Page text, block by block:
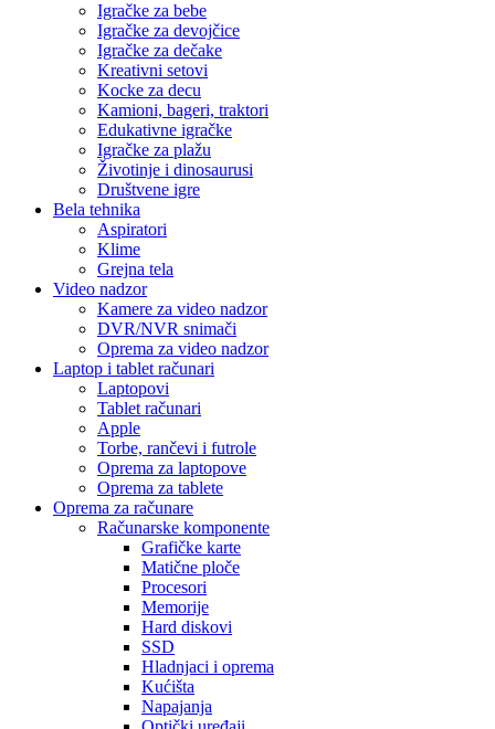
Igračke za bebe
Igračke za devojčice
Igračke za dečake
Kreativni setovi
Kocke za decu
Kamioni, bageri, traktori
Edukativne igračke
Igračke za plažu
Životinje i dinosaurusi
Društvene igre
Bela tehnika
Aspiratori
Klime
Grejna tela
Video nadzor
Kamere za video nadzor
DVR/NVR snimači
Oprema za video nadzor
Laptop i tablet računari
Laptopovi
Tablet računari
Apple
Torbe, rančevi i futrole
Oprema za laptopove
Oprema za tablete
Oprema za računare
Računarske komponente
Grafičke karte
Matične ploče
Procesori
Memorije
Hard diskovi
SSD
Hladnjaci i oprema
Kućišta
Napajanja